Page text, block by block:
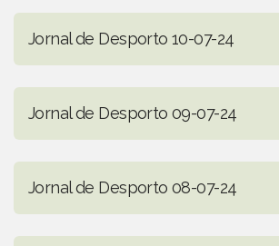
Jornal de Desporto 10-07-24
Jornal de Desporto 09-07-24
Jornal de Desporto 08-07-24